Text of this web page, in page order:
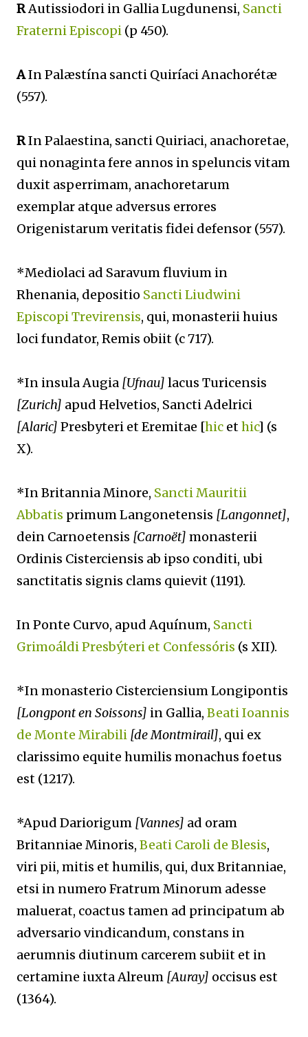
RAutissiodori in Gallia Lugdunensi, Sancti
Fraterni Episcopi (p 450).
AIn Palæstína sancti Quiríaci Anachorétæ
(557).
RIn Palaestina, sancti Quiriaci, anachoretae,
qui nonaginta fere annos in speluncis vitam
duxit asperrimam, anachoretarum
exemplar atque adversus errores
Origenistarum veritatis fidei defensor (557).
*Mediolaci ad Saravum fluvium in
Rhenania, depositio SanctiLiudwini
Episcopi Trevirensis, qui, monasterii huius
loci fundator, Remis obiit (c 717).
*In insula Augia [Ufnau] lacus Turicensis
[Zurich] apud Helvetios, Sancti Adelrici
[Alaric] Presbyteri et Eremitae [hic ethic] (s
X).
*In Britannia Minore, Sancti Mauritii
Abbatis primum Langonetensis [Langonnet],
dein Carnoetensis [Carnoët] monasterii
Ordinis Cisterciensis ab ipso conditi, ubi
sanctitatis signis clams quievit (1191).
In Ponte Curvo, apud Aquínum, Sancti
Grimoáldi Presbýteri et Confessóris (s XII).
*In monasterio Cisterciensium Longipontis
[Longpont en Soissons] in Gallia, Beati Ioannis
de Monte Mirabili [de Montmirail], qui ex
clarissimo equite humilis monachus foetus
est (1217).
*Apud Dariorigum [Vannes] ad oram
Britanniae Minoris, Beati Caroli de Blesis,
viri pii, mitis et humilis, qui, dux Britanniae,
etsi in numero Fratrum Minorum adesse
maluerat, coactus tamen ad principatum ab
adversario vindicandum, constans in
aerumnis diutinum carcerem subiit et in
certamine iuxta Alreum [Auray] occisus est
(1364).